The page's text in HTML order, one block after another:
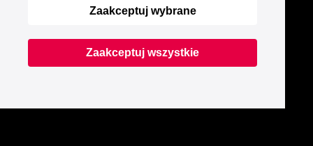
Zaakceptuj wybrane
Zaakceptuj wszystkie